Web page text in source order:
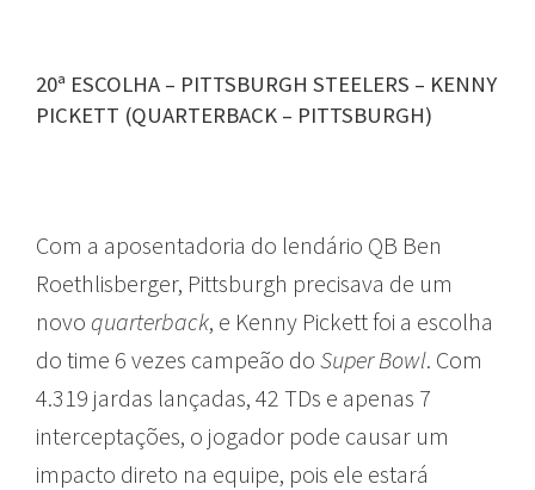
20ª ESCOLHA – PITTSBURGH STEELERS – KENNY
PICKETT (QUARTERBACK – PITTSBURGH)
Com a aposentadoria do lendário QB Ben
Roethlisberger, Pittsburgh precisava de um
novo quarterback, e Kenny Pickett foi a escolha
do time 6 vezes campeão do Super Bowl. Com
4.319 jardas lançadas, 42 TDs e apenas 7
interceptações, o jogador pode causar um
impacto direto na equipe, pois ele estará